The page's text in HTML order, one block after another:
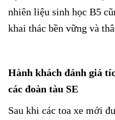
nhiên liệu sinh học B5
khai thác bền vững và
Hành khách đánh giá
các đoàn tàu SE
Sau khi các toa xe mới